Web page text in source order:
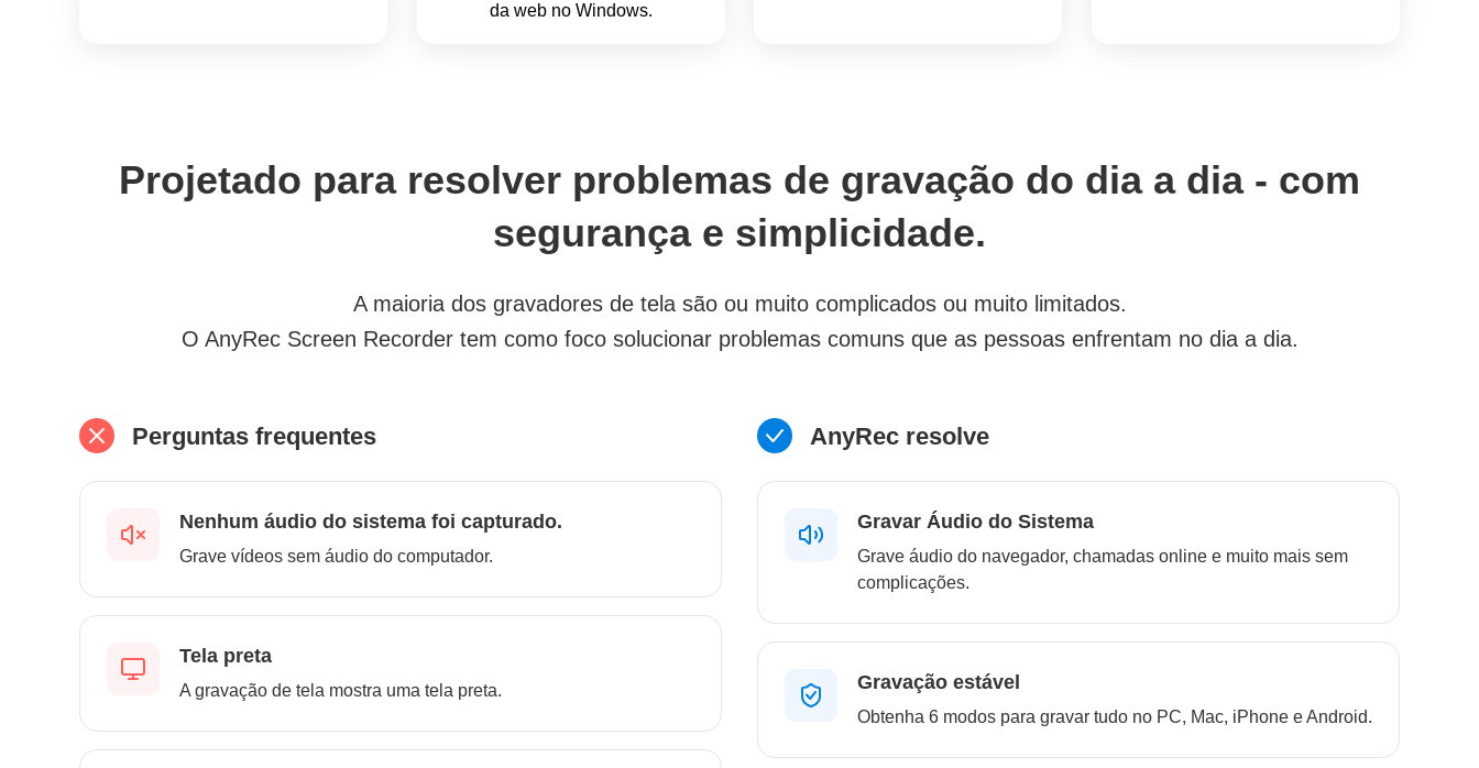
da web no Windows.
Projetado para resolver problemas de gravação do dia a dia - com
segurança e simplicidade.
A maioria dos gravadores de tela são ou muito complicados ou muito limitados.
O AnyRec Screen Recorder tem como foco solucionar problemas comuns que as pessoas enfrentam no dia a dia.
Perguntas frequentes
Nenhum áudio do sistema foi capturado.
Grave vídeos sem áudio do computador.
Tela preta
A gravação de tela mostra uma tela preta.
AnyRec resolve
Gravar Áudio do Sistema
Grave áudio do navegador, chamadas online e muito mais sem
complicações.
Gravação estável
Obtenha 6 modos para gravar tudo no PC, Mac, iPhone e Android.